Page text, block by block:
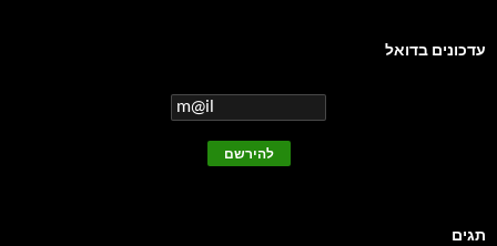
עדכונים בדואל
תגים